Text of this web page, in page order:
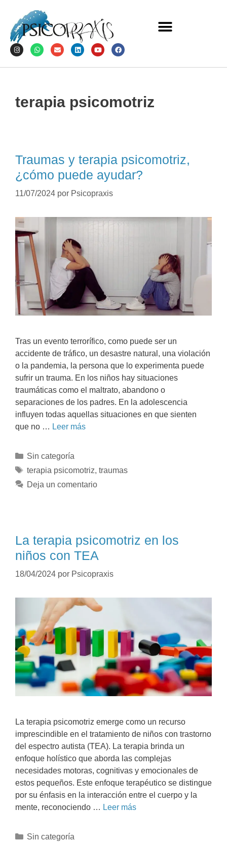
terapia psicomotriz
Traumas y terapia psicomotriz,
¿cómo puede ayudar?
11/07/2024 por Psicopraxis
Tras un evento terrorífico, como puede ser un
accidente de tráfico, un desastre natural, una violación
o la pandemia, la persona que lo experimenta puede
sufrir un trauma. En los niños hay situaciones
traumáticas como el maltrato, abandono o
separaciones de los padres. En la adolescencia
influyen todas aquellas situaciones en que sienten
que no … Leer más
Sin categoría
terapia psicomotriz, traumas
Deja un comentario
La terapia psicomotriz en los
niños con TEA
18/04/2024 por Psicopraxis
La terapia psicomotriz emerge como un recurso
imprescindible en el tratamiento de niños con trastorno
del espectro autista (TEA). La terapia brinda un
enfoque holístico que aborda las complejas
necesidades motoras, cognitivas y emocionales de
estos pequeños. Este enfoque terapéutico se distingue
por su énfasis en la interacción entre el cuerpo y la
mente, reconociendo … Leer más
Sin categoría